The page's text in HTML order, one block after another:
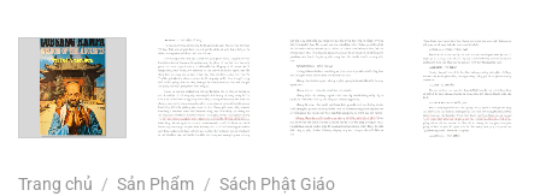
Trang chủ / Sản Phẩm / Sách Phật Giáo